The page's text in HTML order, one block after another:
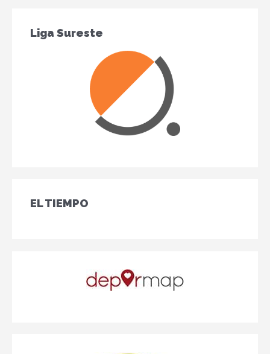
Liga Sureste
EL TIEMPO